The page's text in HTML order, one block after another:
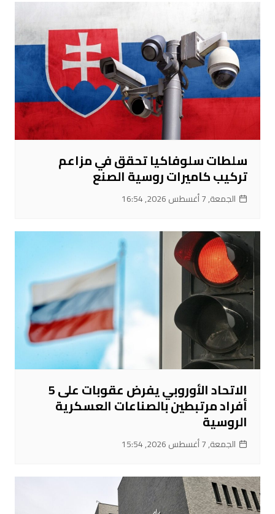
سلطات سلوفاكيا تحقق في مزاعم
تركيب كاميرات روسية الصنع
الجمعة, 7 أغسطس 2026, 16:54
الاتحاد الأوروبي يفرض عقوبات على 5
أفراد مرتبطين بالصناعات العسكرية
الروسية
الجمعة, 7 أغسطس 2026, 15:54